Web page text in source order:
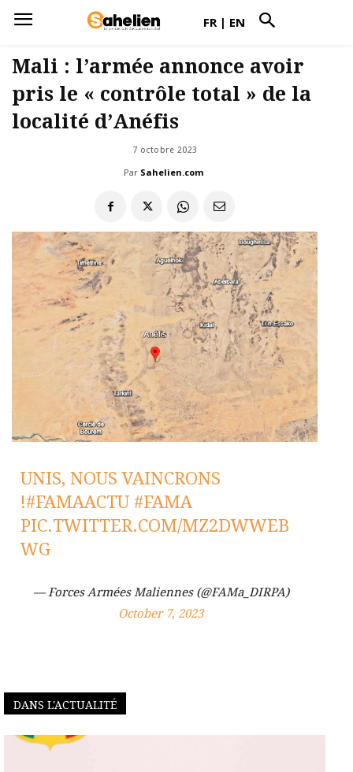
FR | EN
Mali : l’armée annonce avoir
pris le « contrôle total » de la
localité d’Anéfis
7 octobre 2023
Par Sahelien.com
UNIS, NOUS VAINCRONS
!#FAMAACTU #FAMA
PIC.TWITTER.COM/MZ2DWWEB
WG
— Forces Armées Maliennes (@FAMa_DIRPA)
October 7, 2023
DANS L'ACTUALITÉ